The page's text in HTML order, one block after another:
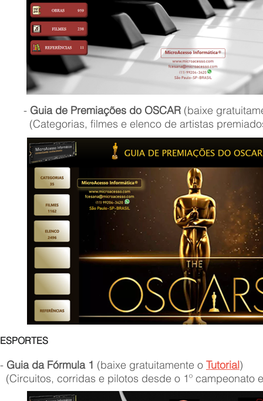
- Guia de Premiações do OSCAR (baixe
(Categorias, filmes e elenco de artistas
ESPORTES
- Guia da Fórmula 1 (baixe gratuitamente o Tutorial)
(Circuitos, corridas e pilotos desde o 1º campeonato